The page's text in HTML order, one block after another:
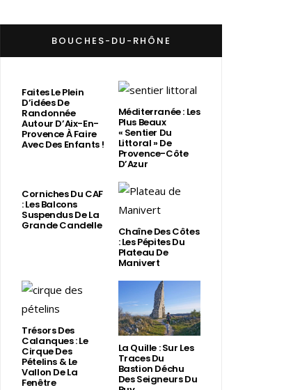
BOUCHES-DU-RHÔNE
Faites Le Plein
D’idées De
Randonnée
Autour D’Aix-En-
Provence À Faire
Avec Des Enfants !
Méditerranée : Les
Plus Beaux
« Sentier Du
Littoral » De
Provence-Côte
D’Azur
Corniches Du CAF
: Les Balcons
Suspendus De La
Grande Candelle Chaîne Des Côtes
: Les Pépites Du
Plateau De
Manivert
Trésors Des
Calanques : Le
Cirque Des
Pételins & Le
Vallon De La
Fenêtre
La Quille : Sur Les
Traces Du
Bastion Déchu
Des Seigneurs Du